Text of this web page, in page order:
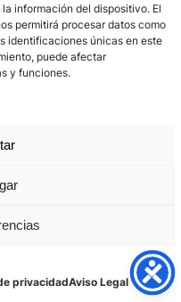
información del dispositivo. El
permitirá procesar datos como
identificaciones únicas en este
puede afectar
y funciones.
privacidadAviso Legal